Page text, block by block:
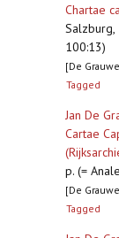
Chartae
Salzburg,
100:13)
[De
Tagged
Jan De
Cartae
p. (=
[De
Tagged